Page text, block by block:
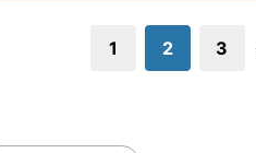
1 2 3